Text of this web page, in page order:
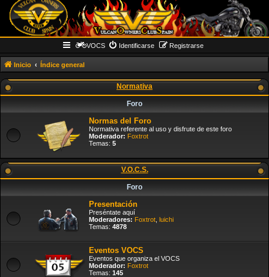
VOCS Identificarse Registrarse
Inicio Índice general
Normativa
Foro
Normas del Foro
Normativa referente al uso y disfrute de este foro
Moderador: Foxtrot
Temas: 5
V.O.C.S.
Foro
Presentación
Preséntate aquí
Moderadores: Foxtrot luichi
Temas: 4878
Eventos VOCS
Eventos que organiza el VOCS
Moderador: Foxtrot
Temas: 145